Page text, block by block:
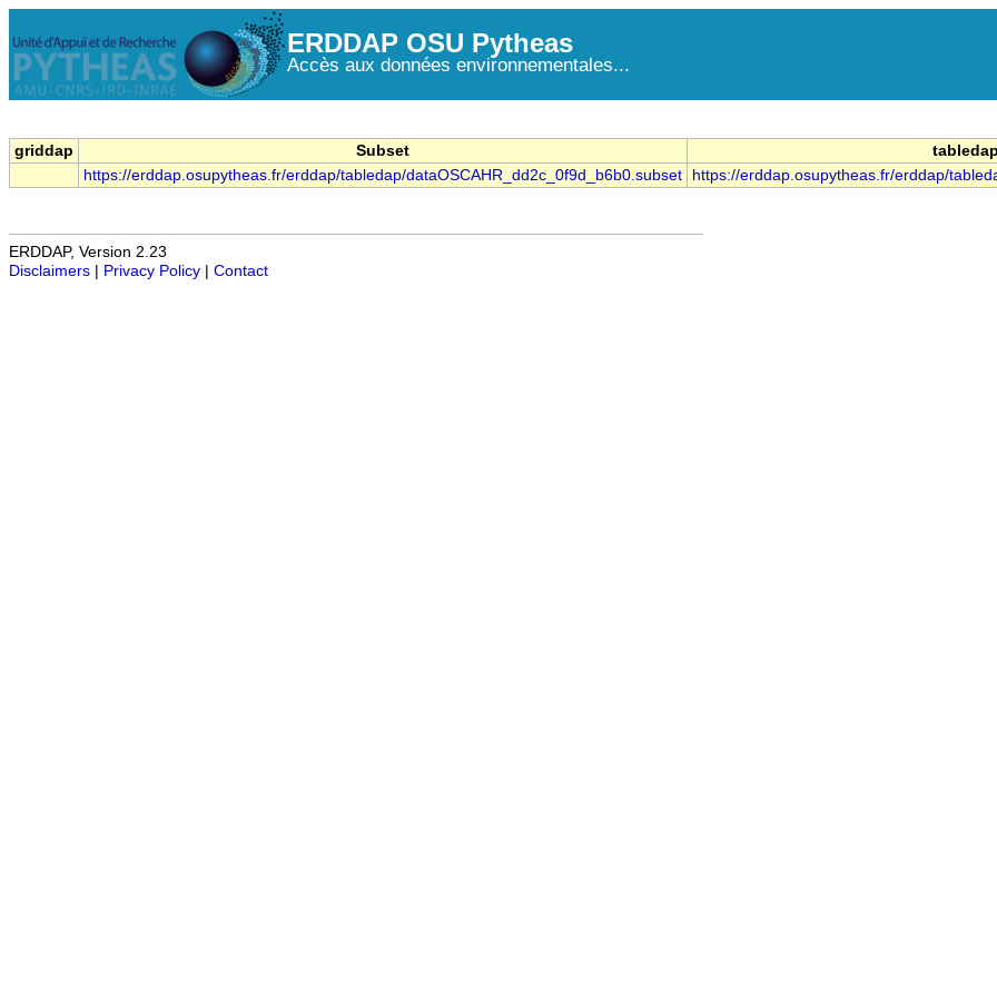
ERDDAP OSU Pytheas
Accès aux données environnementales...
griddap Subset tabledap
https://erddap.osupytheas.fr/erddap/tabledap/dataOSCAHR_dd2c_0f9d_b6b0.subset
https://erddap.osupytheas.fr/erddap/
ERDDAP, Version 2.23
Disclaimers | Privacy Policy | Contact